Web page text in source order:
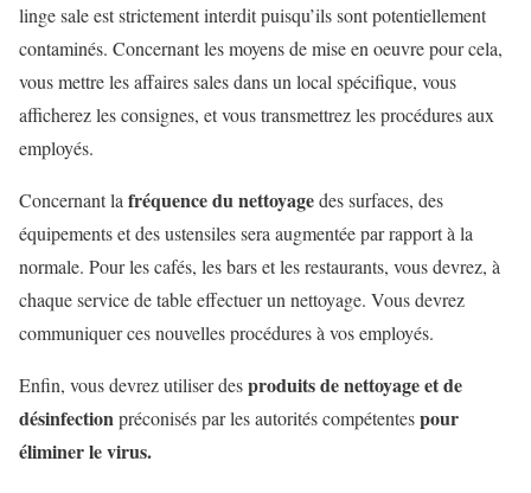
linge sale est strictement interdit puisqu’ils sont potentiellement
contaminés. Concernant les moyens de mise en oeuvre pour cela,
vous mettre les affaires sales dans un local spécifique, vous
afficherez les consignes, et vous transmettrez les procédures aux
employés.
Concernant la fréquence du nettoyagedes surfaces, des
équipements et des ustensiles sera augmentée par rapport à la
normale. Pour les cafés, les bars et les restaurants, vous devrez, à
chaque service de table effectuer un nettoyage. Vous devrez
communiquer ces nouvelles procédures à vos employés.
Enfin, vous devrez utiliser desproduits de nettoyage et de
désinfectionpréconisés par les autorités compétentespour
éliminer le virus.